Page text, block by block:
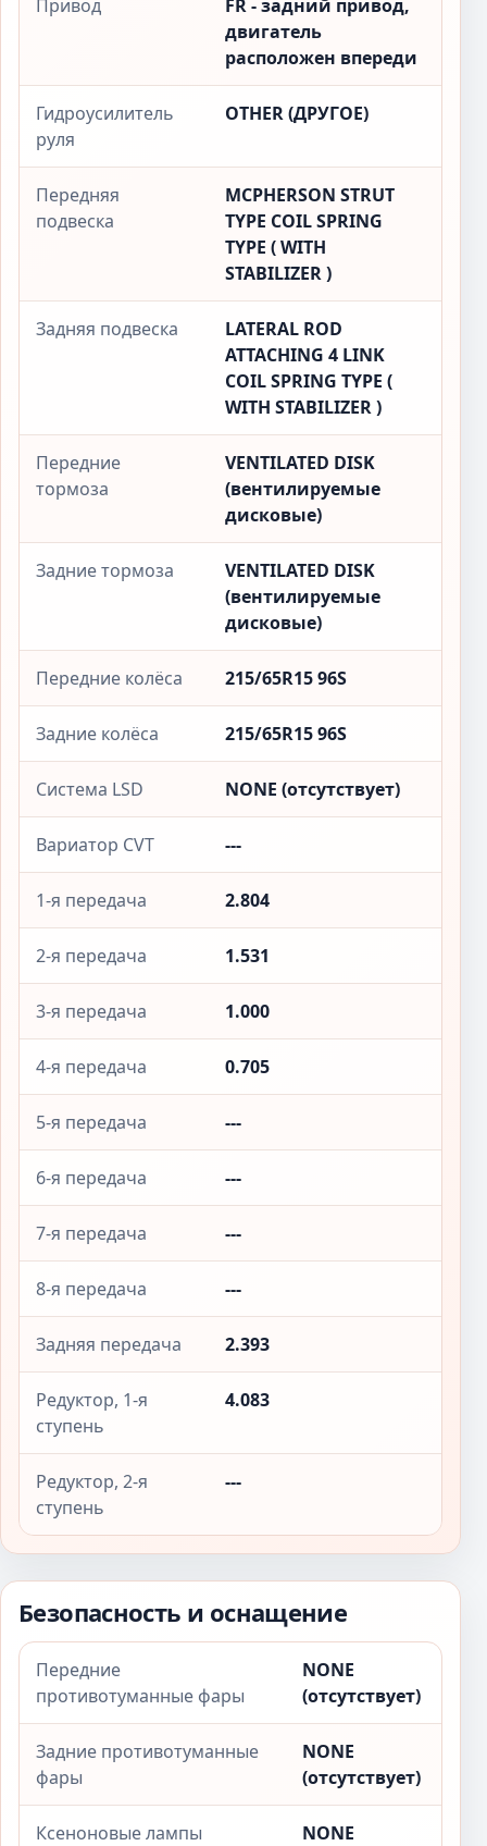
Привод
FR - задний привод,
двигатель
расположен впереди
Гидроусилитель
руля
OTHER (ДРУГОЕ)
Передняя
подвеска
MCPHERSON STRUT
TYPE COIL SPRING
TYPE ( WITH
STABILIZER )
Задняя подвеска
LATERAL ROD
ATTACHING 4 LINK
COIL SPRING TYPE (
WITH STABILIZER )
Передние
тормоза
VENTILATED DISK
(вентилируемые
дисковые)
Задние тормоза
VENTILATED DISK
(вентилируемые
дисковые)
Передние колёса 215/65R15 96S
Задние колёса 215/65R15 96S
Система LSD NONE (отсутствует)
Вариатор CVT ---
1-я передача 2.804
2-я передача 1.531
3-я передача 1.000
4-я передача 0.705
5-я передача ---
6-я передача ---
7-я передача ---
8-я передача ---
Задняя передача 2.393
Редуктор, 1-я
ступень
4.083
Редуктор, 2-я
ступень
---
Безопасность и оснащение
Передние
противотуманные фары
NONE
(отсутствует)
Задние противотуманные
фары
NONE
(отсутствует)
Ксеноновые лампы
NONE